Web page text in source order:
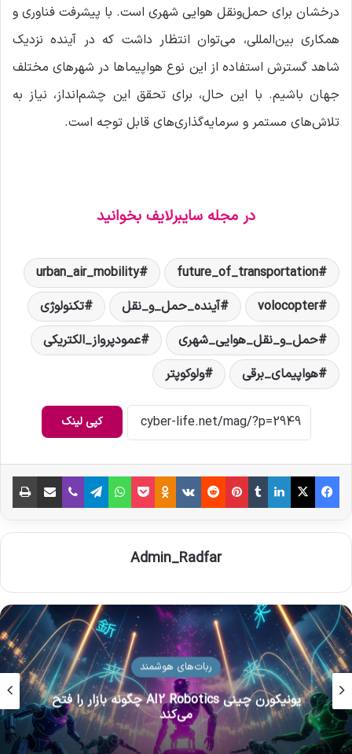
درخشان برای حمل‌ونقل هوایی شهری است. با پیشرفت فناوری و
همکاری بین‌المللی، می‌توان انتظار داشت که در آینده نزدیک
شاهد گسترش استفاده از این نوع هواپیماها در شهرهای مختلف
جهان باشیم. با این حال، برای تحقق این چشم‌انداز، نیاز به
تلاش‌های مستمر و سرمایه‌گذاری‌های قابل توجه است.
در مجله سایبرلایف بخوانید
future_of_transportation
urban_air_mobility
volocopter
آینده_حمل_و_نقل
تکنولوژی
حمل_و_نقل_هوایی_شهری
عمودپرواز_الکتریکی
هواپیمای_برقی
ولوکوپتر
کپی لینک
فیس بوک X لینکدین ‫تامبلر ‫پین‌ترست ‫رددیت ‫VKontakte
‫Odnoklassniki پاکت واتس آپ تلگرام وایبر اشتراک گذاری از طریق ایمیل
Admin_Radfar
ربات‌های هوشمند
یونیکورن چینی AI2 Robotics چگونه بازار را فتح
می‌کند